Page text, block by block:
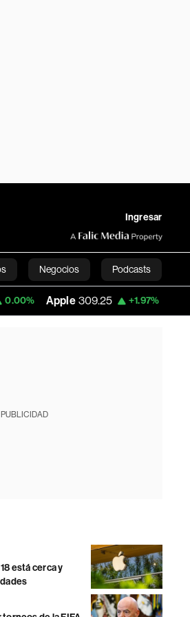
Ingresar
Negocios Podcasts
309.25 +1.97% USD COP 3,195.99
PUBLICIDAD
está cerca y